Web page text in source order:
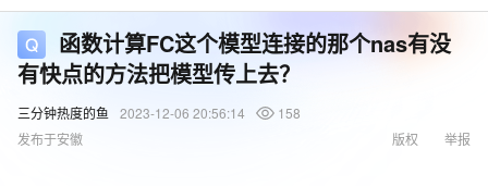
函数计算FC这个模型连接的那个nas有没
有快点的方法把模型传上去？
三分钟热度的鱼 2023-12-06 20:56:14
158
发布于安徽
举报
版权